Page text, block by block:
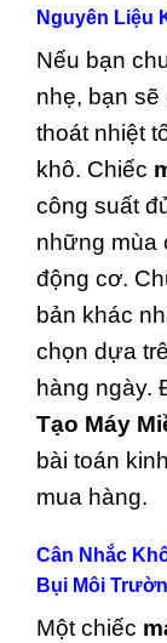
Nguyên Liệu
Nếu bạn
nhẹ, bạn sẽ
thoát nhiệt
khô. Chiếc
công suất
những mùa
động cơ.
bản khác
chọn dựa
hàng ngày.
Tạo Máy
bài toán
mua hàng.
Cân Nhắc
Bụi Môi
Một chiếc